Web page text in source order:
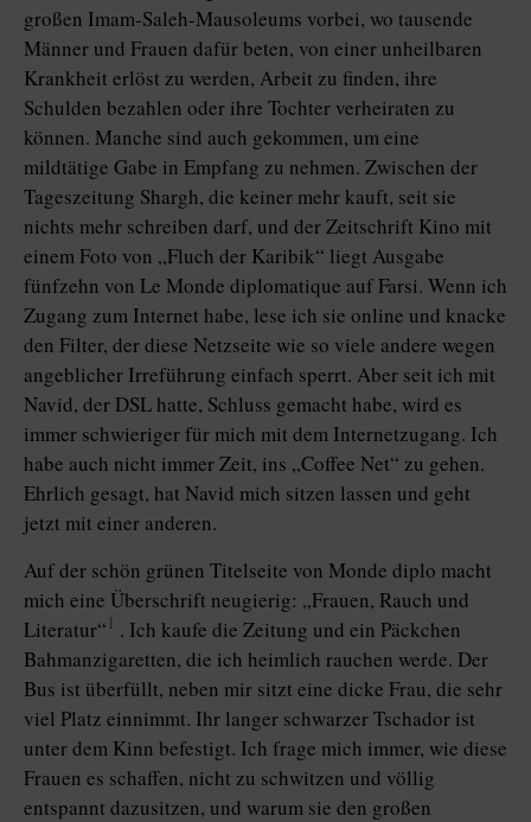
großen Imam-Saleh-Mausoleums vorbei, wo tausende
Männer und Frauen dafür beten, von einer unheilbaren
Krankheit erlöst zu werden, Arbeit zu finden, ihre
Schulden bezahlen oder ihre Tochter verheiraten zu
können. Manche sind auch gekommen, um eine
mildtätige Gabe in Empfang zu nehmen. Zwischen der
Tageszeitung Shargh, die keiner mehr kauft, seit sie
nichts mehr schreiben darf, und der Zeitschrift Kino mit
einem Foto von „Fluch der Karibik“ liegt Ausgabe
fünfzehn von Le Monde diplomatique auf Farsi. Wenn ich
Zugang zum Internet habe, lese ich sie online und knacke
den Filter, der diese Netzseite wie so viele andere wegen
angeblicher Irreführung einfach sperrt. Aber seit ich mit
Navid, der DSL hatte, Schluss gemacht habe, wird es
immer schwieriger für mich mit dem Internetzugang. Ich
habe auch nicht immer Zeit, ins „Coffee Net“ zu gehen.
Ehrlich gesagt, hat Navid mich sitzen lassen und geht
jetzt mit einer anderen.
Auf der schön grünen Titelseite von Monde diplo macht
mich eine Überschrift neugierig: „Frauen, Rauch und
Literatur“ 1 . Ich kaufe die Zeitung und ein Päckchen
Bahmanzigaretten, die ich heimlich rauchen werde. Der
Bus ist überfüllt, neben mir sitzt eine dicke Frau, die sehr
viel Platz einnimmt. Ihr langer schwarzer Tschador ist
unter dem Kinn befestigt. Ich frage mich immer, wie diese
Frauen es schaffen, nicht zu schwitzen und völlig
entspannt dazusitzen, und warum sie den großen